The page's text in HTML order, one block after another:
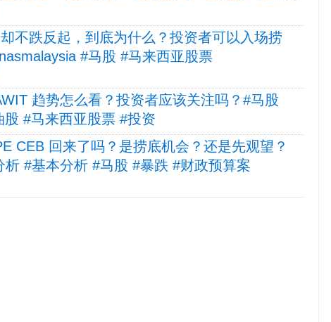
不跌反起，到底为什么？投资者可以入场捞
#马股 #马来西亚股票
趋势怎么看？投资者应该关注吗？#马股
#马来西亚股票 #投资
CEB 回来了吗？是捞底机会？还是先观望？
析 #基本分析 #马股 #暴跌 #财政预算案